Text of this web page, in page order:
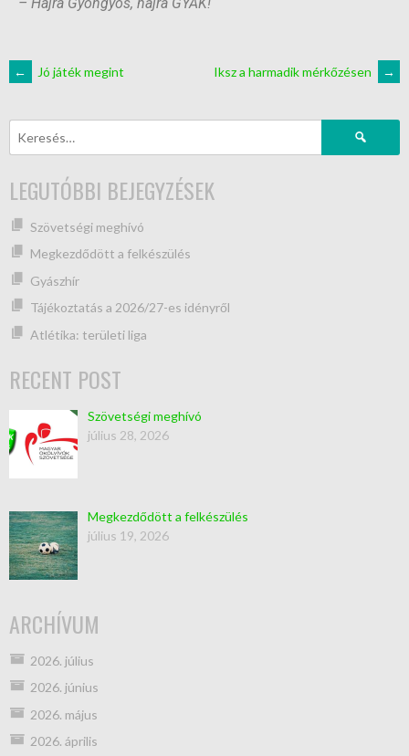
← Jó játék megint Iksz a harmadik mérkőzésen →
LEGUTÓBBI BEJEGYZÉSEK
Szövetségi meghívó
Megkezdődött a felkészülés
Gyászhír
Tájékoztatás a 2026/27-es idényről
Atlétika: területi liga
RECENT POST
Szövetségi meghívó
július 28, 2026
Megkezdődött a felkészülés
július 19, 2026
ARCHÍVUM
2026. július
2026. június
2026. május
2026. április